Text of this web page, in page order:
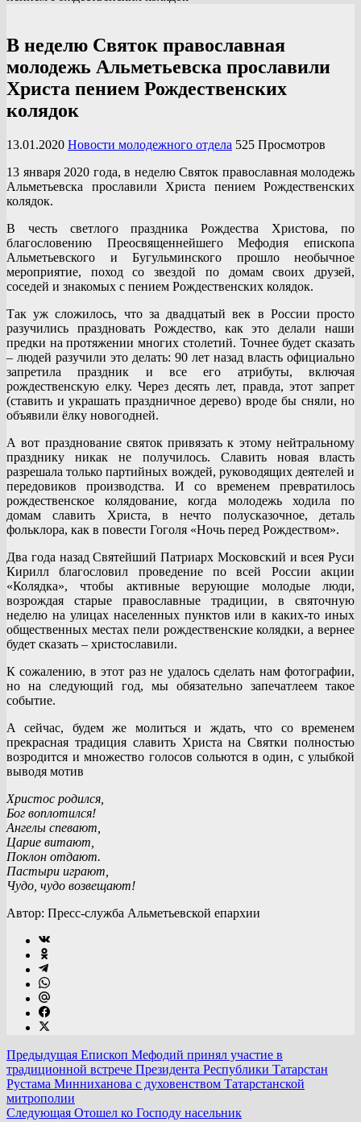
В неделю Святок православная
молодежь Альметьевска прославили
Христа пением Рождественских
колядок
13.01.2020 Новости молодежного отдела 525 Просмотров
13 января 2020 года, в неделю Святок православная молодежь
Альметьевска прославили Христа пением Рождественских
колядок.
В честь светлого праздника Рождества Христова, по
благословению Преосвященнейшего Мефодия епископа
Альметьевского и Бугульминского прошло необычное
мероприятие, поход со звездой по домам своих друзей,
соседей и знакомых с пением Рождественских колядок.
Так уж сложилось, что за двадцатый век в России просто
разучились праздновать Рождество, как это делали наши
предки на протяжении многих столетий. Точнее будет сказать
– людей разучили это делать: 90 лет назад власть официально
запретила праздник и все его атрибуты, включая
рождественскую елку. Через десять лет, правда, этот запрет
(ставить и украшать праздничное дерево) вроде бы сняли, но
объявили ёлку новогодней.
А вот празднование святок привязать к этому нейтральному
празднику никак не получилось. Славить новая власть
разрешала только партийных вождей, руководящих деятелей и
передовиков производства. И со временем превратилось
рождественское колядование, когда молодежь ходила по
домам славить Христа, в нечто полусказочное, деталь
фольклора, как в повести Гоголя «Ночь перед Рождеством».
Два года назад Святейший Патриарх Московский и всея Руси
Кирилл благословил проведение по всей России акции
«Колядка», чтобы активные верующие молодые люди,
возрождая старые православные традиции, в святочную
неделю на улицах населенных пунктов или в каких-то иных
общественных местах пели рождественские колядки, а вернее
будет сказать – христославили.
К сожалению, в этот раз не удалось сделать нам фотографии,
но на следующий год, мы обязательно запечатлеем такое
событие.
А сейчас, будем же молиться и ждать, что со временем
прекрасная традиция славить Христа на Святки полностью
возродится и множество голосов сольются в один, с улыбкой
выводя мотив
Христос родился,
Бог воплотился!
Ангелы спевают,
Царие витают,
Поклон отдают.
Пастыри играют,
Чудо, чудо возвещают!
Автор: Пресс-служба Альметьевской епархии
Предыдущая Епископ Мефодий принял участие в
традиционной встрече Президента Республики Татарстан
Рустама Минниханова с духовенством Татарстанской
митрополии
Следующая Отошел ко Господу насельник